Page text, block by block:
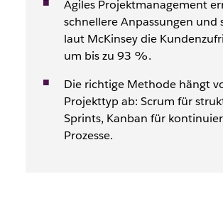
Agiles Projektmanagement
schnellere Anpassungen und
laut McKinsey die
um bis zu 93 %.
Die richtige Methode hängt
Projekttyp ab: Scrum für
Sprints, Kanban für
Prozesse.